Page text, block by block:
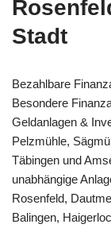
Stadt
Bezahlbare
Besondere
Geldanlagen &
Pelzmühle,
Täbingen und
unabhängige
Rosenfeld,
Balingen,